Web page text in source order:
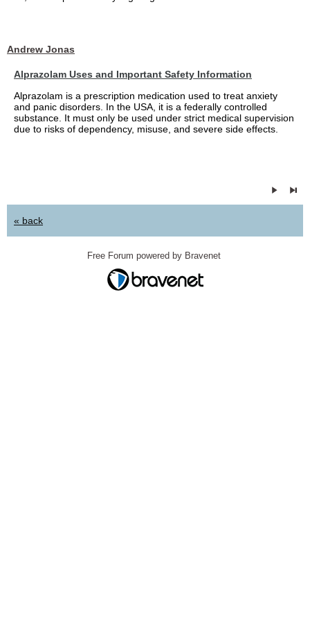
Andrew Jonas
Alprazolam Uses and Important Safety Information
Alprazolam is a prescription medication used to treat anxiety
and panic disorders. In the USA, it is a federally controlled
substance. It must only be used under strict medical supervision
due to risks of dependency, misuse, and severe side effects.
« back
Free Forum powered by Bravenet